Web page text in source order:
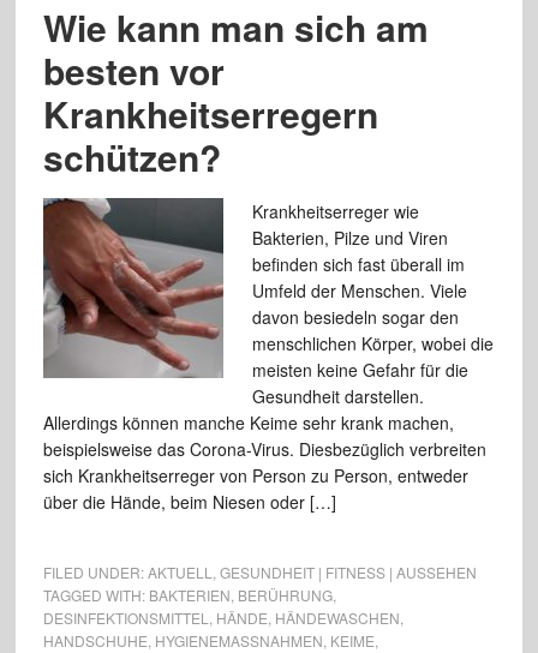
Wie kann man sich am
besten vor
Krankheitserregern
schützen?
Krankheitserreger wie
Bakterien, Pilze und Viren
befinden sich fast überall im
Umfeld der Menschen. Viele
davon besiedeln sogar den
menschlichen Körper, wobei die
meisten keine Gefahr für die
Gesundheit darstellen.
Allerdings können manche Keime sehr krank machen,
beispielsweise das Corona-Virus. Diesbezüglich verbreiten
sich Krankheitserreger von Person zu Person, entweder
über die Hände, beim Niesen oder […]
FILED UNDER:AKTUELL
GESUNDHEIT | FITNESS | AUSSEHEN
TAGGED WITH: BAKTERIEN BERÜHRUNG,
DESINFEKTIONSMITTEL
HÄNDE HÄNDEWASCHEN
HANDSCHUHE HYGIENEMASSNAHMEN KEIME